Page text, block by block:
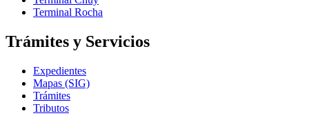
Terminal Rocha
Trámites y Servicios
Expedientes
Mapas (SIG)
Trámites
Tributos